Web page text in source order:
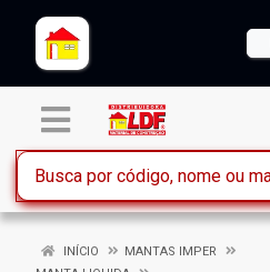
INÍCIO
MANTAS IMPER